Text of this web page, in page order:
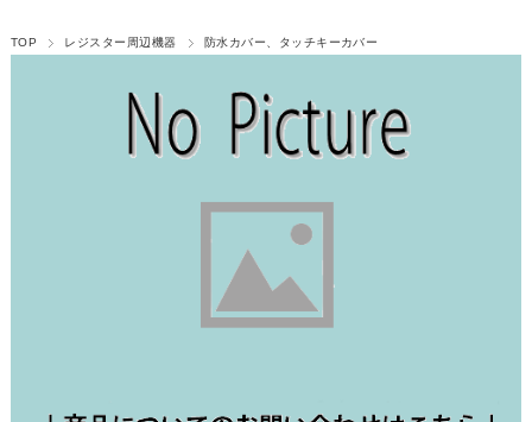
TOP レジスター周辺機器 防水カバー、タッチキーカバー